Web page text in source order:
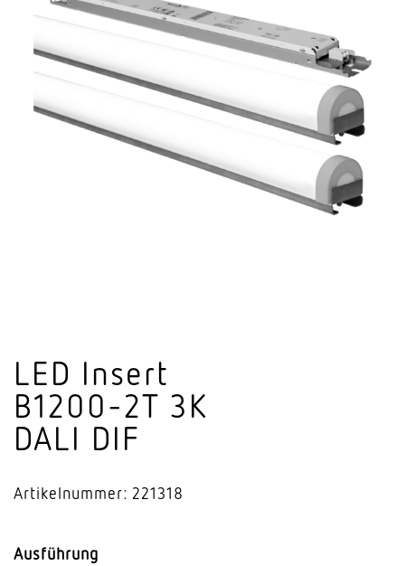
LED Insert
B1200-2T 3K
DALI DIF
Artikelnummer: 221318
Ausführung